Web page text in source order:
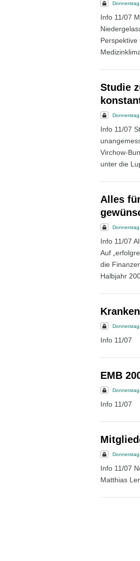
Info 11/07
Studie
Info 11/07
Virchow-
unter die
Alles
Info 11/07
Auf
die
Halbjahr
Info 11/07
EMB
Info 11/07
Info 11/07
Matthias